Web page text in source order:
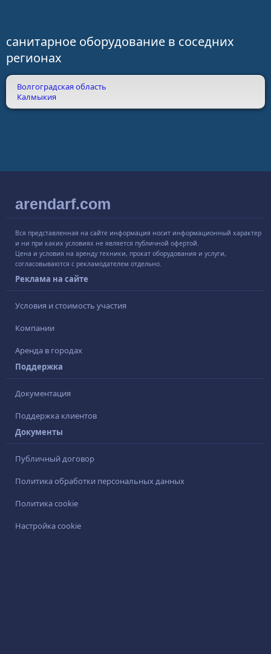
санитарное оборудование в соседних
регионах
Волгоградская область
Калмыкия
arendarf.com
Вся представленная на сайте информация носит информационный характер
и ни при каких условиях не является публичной офертой.
Цена и условия на аренду техники, прокат оборудования и услуги,
согласовываются с рекламодателем отдельно.
Реклама на сайте
Условия и стоимость участия
Компании
Аренда в городах
Поддержка
Документация
Поддержка клиентов
Документы
Публичный договор
Политика обработки персональных данных
Политика cookie
Настройка cookie